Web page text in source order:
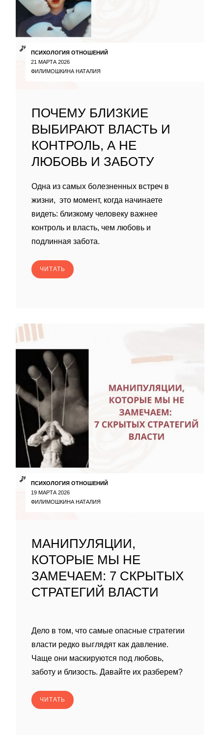
ПСИХОЛОГИЯ ОТНОШЕНИЙ
21 МАРТА 2026
ФИЛИМОШКИНА НАТАЛИЯ
ПОЧЕМУ БЛИЗКИЕ
ВЫБИРАЮТ ВЛАСТЬ И
КОНТРОЛЬ, А НЕ
ЛЮБОВЬ И ЗАБОТУ
Одна из самых болезненных встреч в
жизни, это момент, когда начинаете
видеть: близкому человеку важнее
контроль и власть, чем любовь и
подлинная забота.
ЧИТАТЬ
ПСИХОЛОГИЯ ОТНОШЕНИЙ
19 МАРТА 2026
ФИЛИМОШКИНА НАТАЛИЯ
МАНИПУЛЯЦИИ,
КОТОРЫЕ МЫ НЕ
ЗАМЕЧАЕМ: 7 СКРЫТЫХ
СТРАТЕГИЙ ВЛАСТИ
Дело в том, что самые опасные стратегии
власти редко выглядят как давление.
Чаще они маскируются под любовь,
заботу и близость. Давайте их разберем?
ЧИТАТЬ